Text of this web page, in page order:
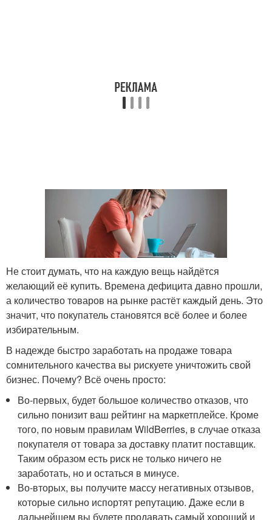
Не стоит думать, что на каждую вещь найдётся
желающий её купить. Времена дефицита давно прошли,
а количество товаров на рынке растёт каждый день. Это
значит, что покупатель становятся всё более и более
избирательным.
В надежде быстро заработать на продаже товара
сомнительного качества вы рискуете уничтожить свой
бизнес. Почему? Всё очень просто:
Во-первых, будет большое количество отказов, что
сильно понизит ваш рейтинг на маркетплейсе. Кроме
того, по новым правилам WildBerries, в случае отказа
покупателя от товара за доставку платит поставщик.
Таким образом есть риск не только ничего не
заработать, но и остаться в минусе.
Во-вторых, вы получите массу негативных отзывов,
которые сильно испортят репутацию. Даже если в
дальнейшем вы будете продавать самый хороший и